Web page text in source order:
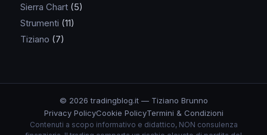
Sierra Chart(5)
Strumenti (11)
Tiziano (7)
© 2026 tradingblog.it — Tiziano Brunno
Privacy PolicyCookie PolicyTermini & Condizioni
Contenuti a scopo informativo e didattico, NON consulenza